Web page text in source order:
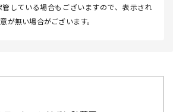
している場合もございますので、表示され
が無い場合がございます。